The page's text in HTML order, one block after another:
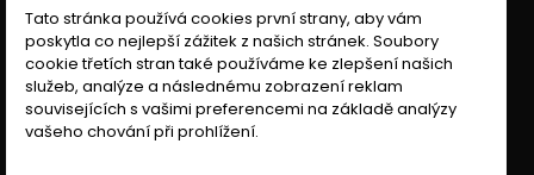
Tato stránka používá cookies první strany, aby vám
poskytla co nejlepší zážitek z našich stránek. Soubory
cookie třetích stran také používáme ke zlepšení našich
služeb, analýze a následnému zobrazení reklam
souvisejících s vašimi preferencemi na základě analýzy
vašeho chování při prohlížení.